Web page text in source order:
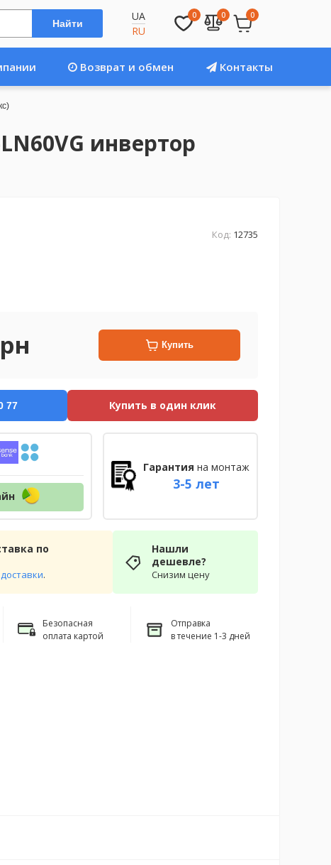
Найти
UA
RU
0 0 0
Возврат и обмен Контакты
инвертор
Код: 12735
Купить
77 Купить в один клик
Гарантия на монтаж
3-5 лет
по
.
Нашли
дешевле?
Снизим цену
Безопасная
оплата картой
Отправка
в течение 1-3 дней